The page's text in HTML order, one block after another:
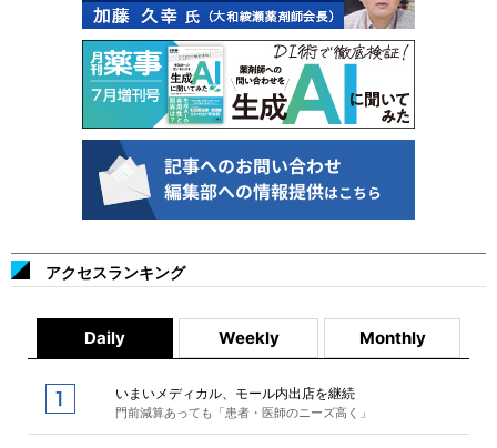
アクセスランキング
Daily Weekly Monthly
いまいメディカル、モール内出店を継続
門前減算あっても「患者・医師のニーズ高く」